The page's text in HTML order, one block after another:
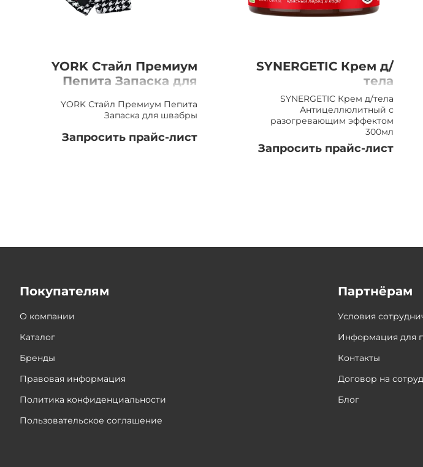
YORK Стайл Премиум
Пепита Запаска для
YORK Стайл Премиум Пепита
Запаска для швабры
Запросить прайс-лист
SYNERGETIC Крем д/
тела
Антицеллюлитный с
разогревающим
эффектом 300мл
SYNERGETIC Крем д/тела
Антицеллюлитный с
разогревающим эффектом
300мл
Запросить прайс-лист
Покупателям
О компании
Каталог
Бренды
Правовая информация
Политика конфиденциальности
Пользовательское соглашение
Партнёрам
Условия
Информация для
Контакты
Договор на
Блог